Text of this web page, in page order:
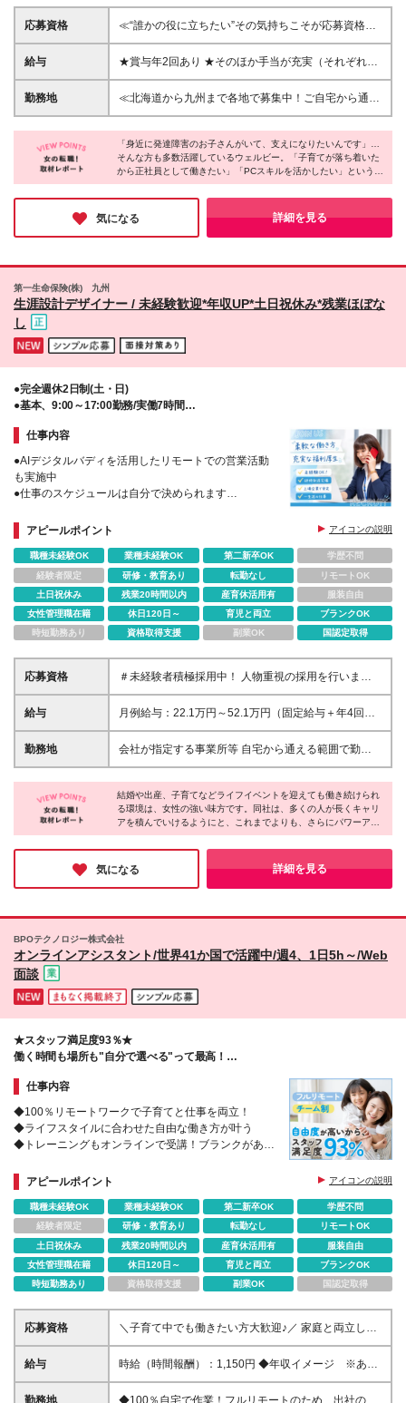
応募資格
≪“誰かの役に立ちたい”その気持ちこそが応募資格で
す！≫ ◆未経験歓迎 ◆特別な経験やスキルは必要あ
りません ◆学歴不問 ◆20代～50代が多数活躍中 ＜こ
り向き合いたい方 ・誰もが働ける未来になるよう、
貢献したい方
給与
★賞与年2回あり ★そのほか手当が充実（それぞれ規
定あり） ┗住宅手当・家族手当 ┗資格手当(月3千円
～1万円 ┗ベースアップ加算手当(月1万2千円/報酬改
間分/約3万～4万円)を含む。超過分は別途支給します
※能力・経験により決定します 【サービス管理責任
者】 月給30万7千円～41万2千円(一律支給手当含
含む。超過分は別途支給します ※経験や能力を考慮し
て決定します ※試用期間3～6ヶ月。その間の給与は
月給25万2千円＋資格手当 ※試用期間中の差額分は初
勤務地
≪北海道から九州まで各地で募集中！ご自宅から通え
る場所への配属となります≫ ※自動車通勤OK(規定有)
≪配属エリアはコチラ≫ ■北海道/札幌 ■福島県/郡山 ■
群馬県/高崎 ■埼玉県/さいたま・大宮・川越・西川
口・所沢・航空公園・春日部・草加・新越谷・朝霞台
■千葉県/千葉・西船橋・松戸・浦安 ■東京都/秋葉原・
錦糸町・蒲田・渋谷・荻窪・池袋・北千住・八王子・
三鷹・府中・町田 ■神奈川県/横浜・新横浜・桜木町・
■京都府/京都 ■兵庫県/姫路・神戸・尼崎・西宮 ■和歌
山県/和歌山市 ■愛媛県/松山 ■広島県/福山、広島市 ■
ープン予定】 〈2025年4月予定〉 ■京都/京都市 ■静
月予定> ■和歌山/和歌山市 ■静岡/静岡市 (変更の範囲)
上記を除く当社関連勤務地
「身近に発達障害のお子さんがいて、支えになりたいんです」…
そんな方も多数活躍しているウェルビー。「子育てが落ち着いた
から正社員として働きたい」「PCスキルを活かしたい」という理
由で入社した方もいるとのこと。
そんな同社は福利厚生や制度面も常にブラッシュアップし、チャ
ットツールや研修ツール導入なども積極的に行っています。安定
基盤のもと、長く働きたい人にオススメです♪
気になる 詳細を見る
第一生命保険(株) 九州
生涯設計デザイナー / 未経験歓迎*年収UP*土日祝休み*残業ほぼな
し
●完全週休2日制(土・日)
●基本、9:00～17:00勤務/実働7時間
仕事内容
●AIデジタルバディを活用したリモートでの営業活動
も実施中
●仕事のスケジュールは自分で決められます
●完全週休2日制
●未経験者研修有
●育児と両立OK
●退職金制度有
アピールポイント アイコンの説明
職種未経験OK 業種未経験OK 第二新卒OK
学歴不問
経験者限定
研修・教育あり 転勤なし
リモートOK
土日祝休み
残業20時間以内 産育休活用有
服装自由
女性管理職在籍
休日120日～ 育児と両立
ブランクOK
時短勤務あり
資格取得支援 副業OK 国認定取得
応募資格
＃未経験者積極採用中！ 人物重視の採用を行いま
す！ 〇営業未経験者OK 〇高卒以上 これまで入社した
方の89％が過去に全く営業経験がない方！ ※特段、
いますので、礼節をもってお客さまを思いやり お話
(コミュニケーション)できる方ですとスムーズにお仕
給与
月例給与：22.1万円～52.1万円（固定給与＋年4回の
営業実績ボーナス） ベーシックコース 月給221,000
アドバンスコース 月給281,000 スペシャリティコー
の試験・前職給与等）をもとに決定されます。 （各
コースの詳細は面接時にご説明します） ●賞与は年4
回 頑張りはボーナスとして年4回支給されます。 ※営
す。 頑張れば頑張るほど実績に応じて収入も多く得
られる給与システムです。
勤務地
会社が指定する事業所等 自宅から通える範囲で勤務
いただき、転居を伴う異動はありません 福岡市外、
佐賀・長崎・熊本・大分・宮崎・鹿児島・沖縄のいず
れかの支社に配属となります ※ご希望がございました
らお気軽にご相談ください。 ※お住まい・通勤時間な
どを考慮のうえ、勤務地を決定します。 ※希望がある
とき以外の転勤はありません。 ※入社から6か月間
は、各県の支社に属するキャリアカレッジで研修を行
結婚や出産、子育てなどライフイベントを迎えても働き続けられ
る環境は、女性の強い味方です。同社は、多くの人が長くキャリ
アを積んでいけるようにと、これまでよりも、さらにパワーアッ
プした制度改革を実施！どこまでも働く人のためを考えて環境整
備を進めているからこそ、ママになってもキラキラと活躍される
方が多いのだと、納得できました。少しでも気になった方は是非
一歩踏み出してみてはいかがでしょうか。
気になる 詳細を見る
BPOテクノロジー株式会社
オンラインアシスタント/世界41か国で活躍中/週4、1日5h～/Web
面談
★スタッフ満足度93％★
働く時間も場所も"自分で選べる"って最高！
仕事内容
◆100％リモートワークで子育てと仕事を両立！
◆ライフスタイルに合わせた自由な働き方が叶う
◆トレーニングもオンラインで受講！ブランクがある
◆チームで助け合うから、在宅でも安心！
アピールポイント アイコンの説明
職種未経験OK 業種未経験OK 第二新卒OK
学歴不問
経験者限定
研修・教育あり 転勤なし
リモートOK
土日祝休み
残業20時間以内 産育休活用有
服装自由
女性管理職在籍
休日120日～ 育児と両立
ブランクOK
時短勤務あり
資格取得支援 副業OK 国認定取得
応募資格
＼子育て中でも働きたい方大歓迎♪／ 家庭と両立しな
がら活躍している方が多数！ これまでのご経験をい
かして働けます！ 【具体的には】 ・1年以上の社会人
ツールを業務で使用したご経験 （PowerPointや
給与
時給（時間報酬）：1,150円 ◆年収イメージ ※あく
まで一例です 年収220万8,000円～（時間報酬1,150円
で1日8h×月20日×12カ月で計算） 年収110万4,000円
勤務地 ◆100％自宅で作業！フルリモートのため、出社の必